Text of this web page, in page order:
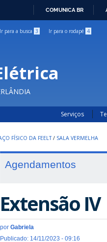
COMUNICA BR
Ir para a busca 3 Ir para o rodapé 4
Serviços
FÍSICO DA FEELT / SALA VERMELHA
Agendamentos
Extensão IV
por Gabriela
Publicado: 14/11/2023 - 09:16